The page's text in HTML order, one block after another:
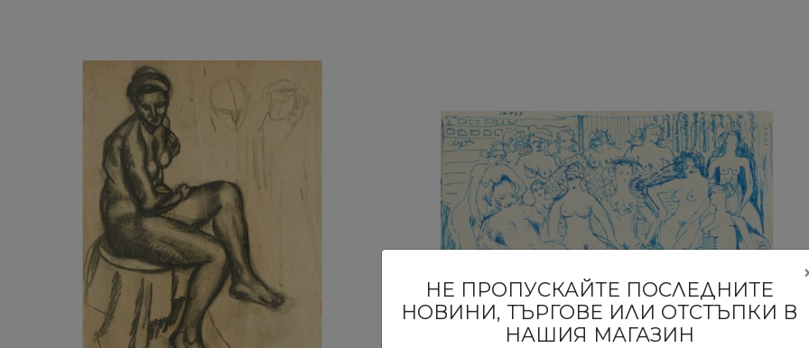
НЕ ПРОПУСКАЙТЕ ПОСЛЕДНИТЕ
НОВИНИ, ТЪРГОВЕ ИЛИ ОТСТЪПКИ В
НАШИЯ МАГАЗИН